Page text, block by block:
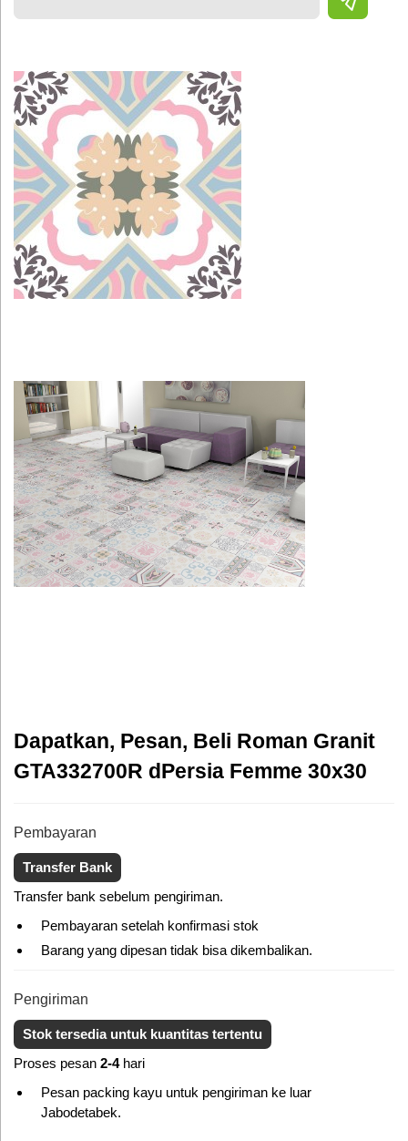
Dapatkan, Pesan, Beli Roman Granit
GTA332700R dPersia Femme 30x30
Pembayaran
Transfer Bank
Transfer bank sebelum pengiriman.
Pembayaran setelah konfirmasi stok
Barang yang dipesan tidak bisa dikembalikan.
Pengiriman
Stok tersedia untuk kuantitas tertentu
Proses pesan 2-4hari
Pesan packing kayu untuk pengiriman ke luar
Jabodetabek.